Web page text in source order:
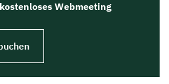
Webmeeting